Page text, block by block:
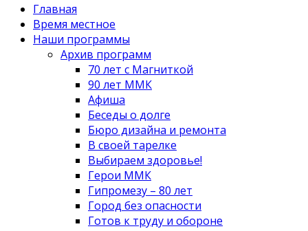
Главная
Время местное
Наши программы
Архив программ
70 лет с Магниткой
90 лет ММК
Афиша
Беседы о долге
Бюро дизайна и ремонта
В своей тарелке
Выбираем здоровье!
Герои ММК
Гипромезу – 80 лет
Город без опасности
Готов к труду и обороне